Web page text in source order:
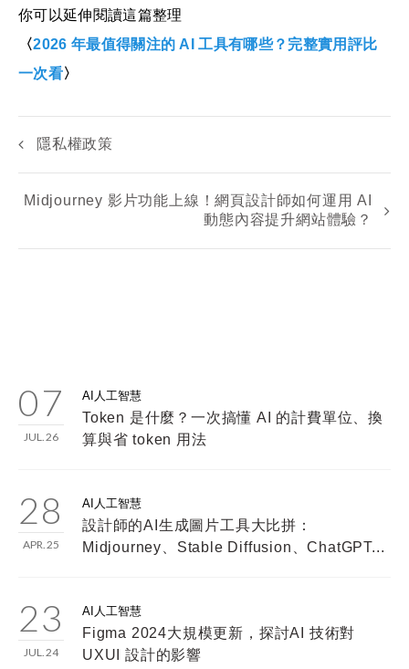
你可以延伸閱讀這篇整理
〈2026 年最值得關注的 AI 工具有哪些？完整實用評比
一次看〉
隱私權政策
Midjourney 影片功能上線！網頁設計師如何運用 AI
動態內容提升網站體驗？
07
JUL.26
AI人工智慧
Token 是什麼？一次搞懂 AI 的計費單位、換
算與省 token 用法
28
APR.25
AI人工智慧
設計師的AI生成圖片工具大比拼：
Midjourney、Stable Diffusion、ChatGPT...
23
JUL.24
AI人工智慧
Figma 2024大規模更新，探討AI 技術對
UXUI 設計的影響